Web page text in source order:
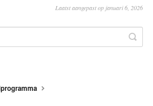
Laatst aangepast op januari 6, 2026